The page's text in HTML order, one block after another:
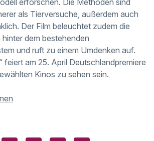
als Tierversuche, außerdem auch
Der Film beleuchtet zudem die
dem bestehenden
und ruft zu einem Umdenken auf.
feiert am 25. April Deutschlandpremiere
Kinos zu sehen sein.